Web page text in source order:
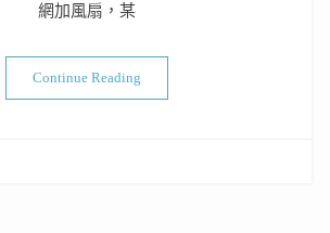
網加風扇，某
Continue Reading